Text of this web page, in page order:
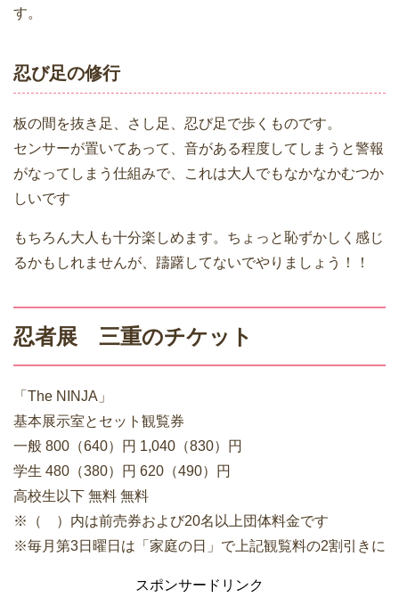
す。
忍び足の修行
板の間を抜き足、さし足、忍び足で歩くものです。
センサーが置いてあって、音がある程度してしまうと警報
がなってしまう仕組みで、これは大人でもなかなかむつか
しいです
もちろん大人も十分楽しめます。ちょっと恥ずかしく感じ
るかもしれませんが、躊躇してないでやりましょう！！
忍者展 三重のチケット
「The NINJA」
基本展示室とセット観覧券
一般 800（640）円 1,040（830）円
学生 480（380）円 620（490）円
高校生以下 無料 無料
※（ ）内は前売券および20名以上団体料金です
※毎月第3日曜日は「家庭の日」で上記観覧料の2割引きに
スポンサードリンク